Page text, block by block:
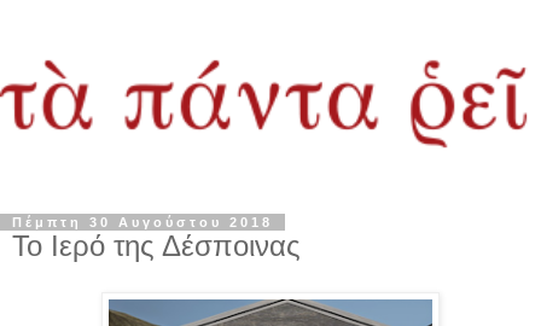
Πέμπτη 30 Αυγούστου 2018
Το Ιερό της Δέσποινας